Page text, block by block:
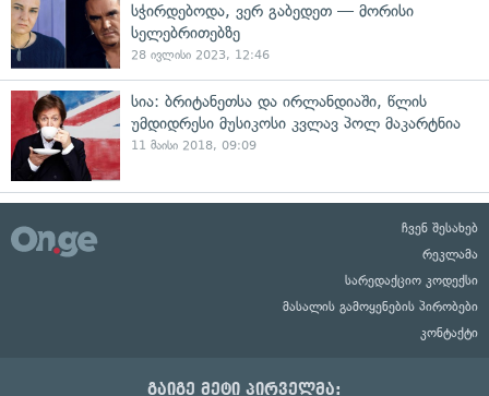
სჭირდებოდა, ვერ გაბედეთ — მორისი
სელებრითებზე
28 ივლისი 2023, 12:46
სია: ბრიტანეთსა და ირლანდიაში, წლის
უმდიდრესი მუსიკოსი კვლავ პოლ მაკარტნია
11 მაისი 2018, 09:09
ჩვენ შესახებ
რეკლამა
სარედაქციო კოდექსი
მასალის გამოყენების პირობები
კონტაქტი
გაიგე მეტი პირველმა: